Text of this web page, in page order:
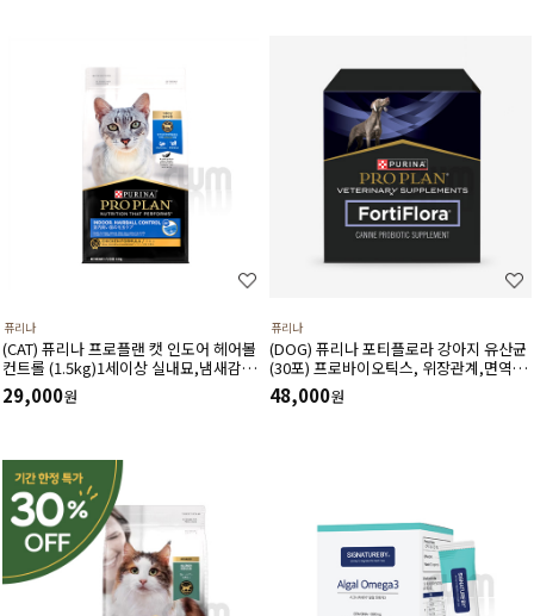
퓨리나
(CAT) 퓨리나 프로플랜 캣 인도어 헤어볼
컨트롤 (1.5kg)1세이상 실내묘,냄새감소,
헤어볼,저칼로리,신장건강,치아건강
29,000원
퓨리나
(DOG) 퓨리나 포티플로라 강아지 유산균
(30포) 프로바이오틱스, 위장관계,면역기
계,전반적인 건강에 도움
48,000원